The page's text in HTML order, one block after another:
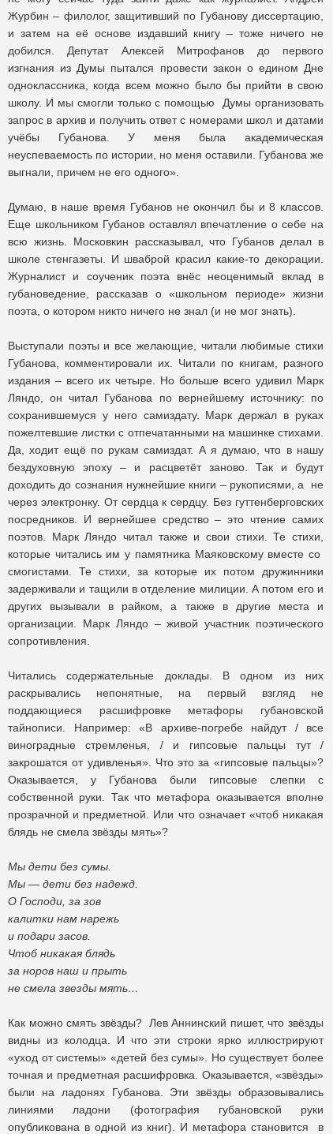
Журбин – филолог, защитивший по Губанову диссертацию,
и затем на её основе издавший книгу – тоже ничего не
добился. Депутат Алексей Митрофанов до первого
изгнания из Думы пытался провести закон о едином Дне
одноклассника, когда всем можно было бы прийти в свою
школу. И мы смогли только с помощью Думы организовать
запрос в архив и получить ответ с номерами школ и датами
учёбы Губанова. У меня была академическая
неуспеваемость по истории, но меня оставили. Губанова же
выгнали, причем не его одного».
Думаю, в наше время Губанов не окончил бы и 8 классов.
Еще школьником Губанов оставлял впечатление о себе на
всю жизнь. Московкин рассказывал, что Губанов делал в
школе стенгазеты. И шваброй красил какие-то декорации.
Журналист и соученик поэта внёс неоценимый вклад в
губановедение, рассказав о «школьном периоде» жизни
поэта, о котором никто ничего не знал (и не мог знать).
Выступали поэты и все желающие, читали любимые стихи
Губанова, комментировали их. Читали по книгам, разного
издания – всего их четыре. Но больше всего удивил Марк
Ляндо, он читал Губанова по вернейшему источнику: по
сохранившемуся у него самиздату. Марк держал в руках
пожелтевшие листки с отпечатанными на машинке стихами.
Да, ходит ещё по рукам самиздат. А я думаю, что в нашу
бездуховную эпоху – и расцветёт заново. Так и будут
доходить до сознания нужнейшие книги – рукописями, а не
через электронку. От сердца к сердцу. Без гуттенберговских
посредников. И вернейшее средство – это чтение самих
поэтов. Марк Ляндо читал также и свои стихи. Те стихи,
которые читались им у памятника Маяковскому вместе со
смогистами. Те стихи, за которые их потом дружинники
задерживали и тащили в отделение милиции. А потом его и
других вызывали в райком, а также в другие места и
организации. Марк Ляндо – живой участник поэтического
сопротивления.
Читались содержательные доклады. В одном из них
раскрывались непонятные, на первый взгляд не
поддающиеся расшифровке метафоры губановской
тайнописи. Например: «В архиве-погребе найдут / все
виноградные стремленья, / и гипсовые пальцы тут /
закрошатся от удивленья». Что это за «гипсовые пальцы»?
Оказывается, у Губанова были гипсовые слепки с
собственной руки. Так что метафора оказывается вполне
прозрачной и предметной. Или что означает «чтоб никакая
блядь не смела звёзды мять»?
Мы дети без сумы.
Мы — дети без надежд.
О Господи, за зов
калитки нам нарежь
и подари засов.
Чтоб никакая блядь
за норов наш и прыть
не смела звезды мять…
Как можно смять звёзды? Лев Аннинский пишет, что звёзды
видны из колодца. И что эти строки ярко иллюстрируют
«уход от системы» «детей без сумы». Но существует более
точная и предметная расшифровка. Оказывается, «звёзды»
были на ладонях Губанова. Эти звёзды образовывались
линиями ладони (фотография губановской руки
опубликована в одной из книг). И метафора становится в